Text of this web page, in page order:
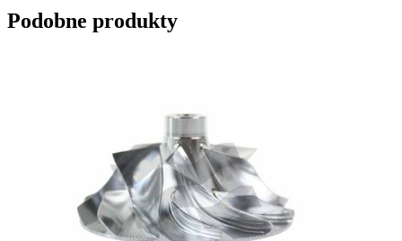
Podobne produkty